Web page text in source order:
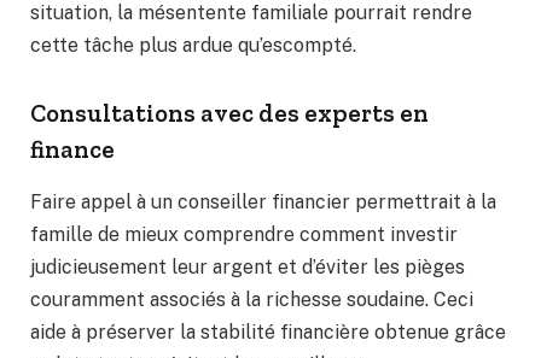
situation, la mésentente familiale pourrait rendre
cette tâche plus ardue qu’escompté.
Consultations avec des experts en
finance
Faire appel à un conseiller financier permettrait à la
famille de mieux comprendre comment investir
judicieusement leur argent et d’éviter les pièges
couramment associés à la richesse soudaine. Ceci
aide à préserver la stabilité financière obtenue grâce